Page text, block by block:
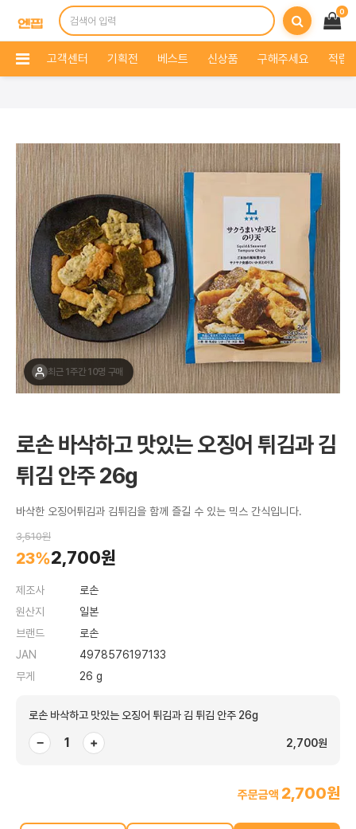
0
고객센터 기획전 베스트 신상품 구해주세요 적립
최근 1주간 10명 구매
로손 바삭하고 맛있는 오징어 튀김과 김
튀김 안주 26g
바삭한 오징어튀김과 김튀김을 함께 즐길 수 있는 믹스 간식입니다.
3,510원
23%2,700원
제조사
로손
원산지
일본
브랜드
로손
JAN
4978576197133
무게
26 g
로손 바삭하고 맛있는 오징어 튀김과 김 튀김 안주 26g
− + 2,700원
주문금액 2,700원